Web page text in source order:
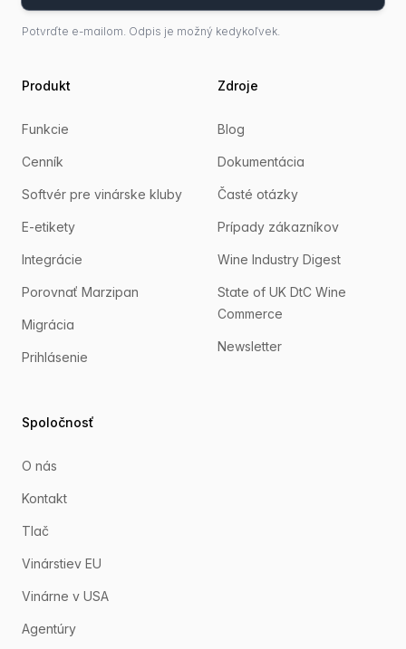
Potvrďte e-mailom. Odpis je možný kedykoľvek.
Produkt
Funkcie
Cenník
Softvér pre vinárske kluby
E-etikety
Integrácie
Porovnať Marzipan
Migrácia
Prihlásenie
Zdroje
Blog
Dokumentácia
Časté otázky
Prípady zákazníkov
Wine Industry Digest
State of UK DtC Wine
Commerce
Newsletter
Spoločnosť
O nás
Kontakt
Tlač
Vinárstiev EU
Vinárne v USA
Agentúry